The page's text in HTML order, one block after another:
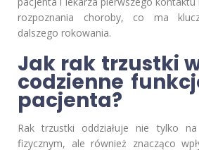
rozpoznania choroby, co ma
dalszego rokowania.
Jak rak trzustki
codzienne
pacjenta?
Rak trzustki oddziałuje nie tylko
fizycznym, ale również znacząco